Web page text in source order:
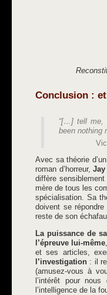
Conclusion :
“[…] tell me,
been nothing
Avec sa théorie
roman d’horreur,
diffère sensiblement
mère de tous les
spécialisation. Sa
doivent se
reste de son
La puissance de
l’épreuve lui-même
et ses articles,
l’investigation : il
(amusez-vous à
l’intérêt pour
l’intelligence de la